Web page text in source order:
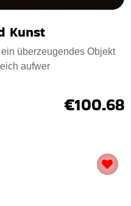
Kunst
überzeugendes Objekt
aufwer
€100.68